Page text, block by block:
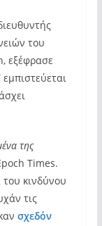
του
εξέφρασε
της
Times.
κινδύνου
τις
σχεδόν